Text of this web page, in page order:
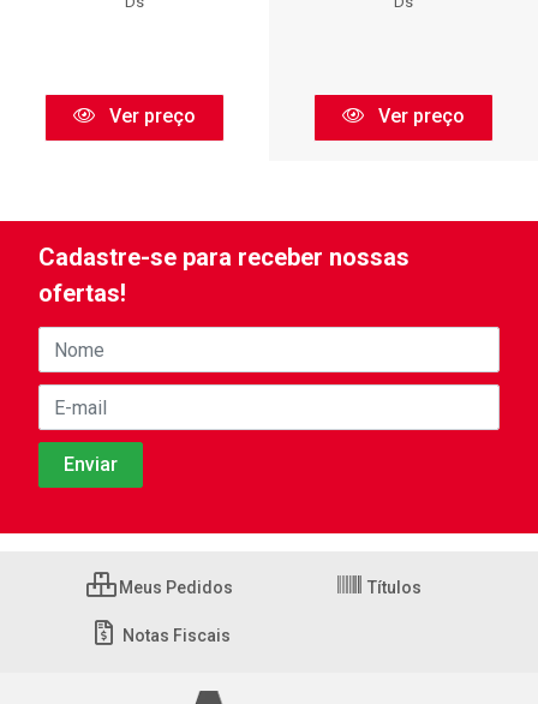
Ver preço Ver preço
Cadastre-se para receber nossas
ofertas!
Meus Pedidos Títulos
Notas Fiscais